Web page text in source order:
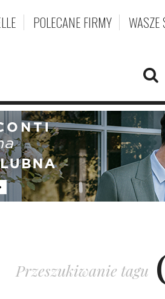
POLECANE FIRMY WASZE
Przeszukiwanie tagu